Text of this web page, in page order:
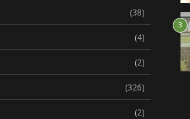
(38)
(4)
(2)
(326)
(2)
3